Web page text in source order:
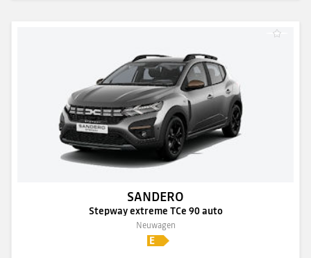
SANDERO
Stepway extreme TCe 90 auto
Neuwagen